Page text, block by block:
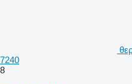
7240
8